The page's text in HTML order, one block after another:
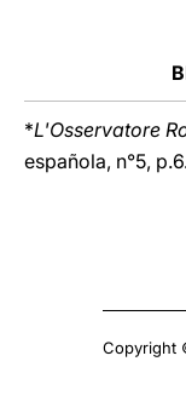
*L'Osservatore
española, n°5,
Copyright